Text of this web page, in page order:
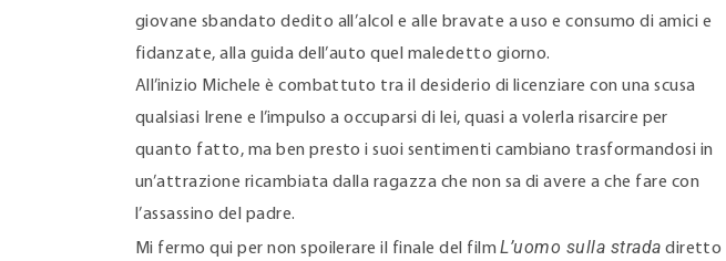
giovane sbandato dedito all’alcol e alle bravate a uso e consumo di amici e
fidanzate, alla guida dell’auto quel maledetto giorno.
All’inizio Michele è combattuto tra il desiderio di licenziare con una scusa
qualsiasi Irene e l’impulso a occuparsi di lei, quasi a volerla risarcire per
quanto fatto, ma ben presto i suoi sentimenti cambiano trasformandosi in
un’attrazione ricambiata dalla ragazza che non sa di avere a che fare con
l’assassino del padre.
Mi fermo qui per non spoilerare il finale del filmL’uomo sulla strada diretto